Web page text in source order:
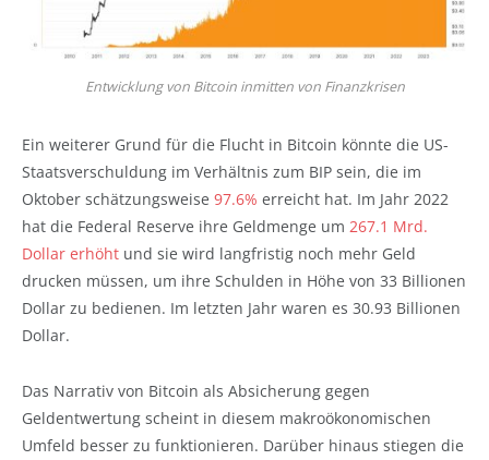
Entwicklung von Bitcoin inmitten von Finanzkrisen
Ein weiterer Grund für die Flucht in Bitcoin könnte die US-
Staatsverschuldung im Verhältnis zum BIP sein, die im
Oktober schätzungsweise 97.6% erreicht hat. Im Jahr 2022
hat die Federal Reserve ihre Geldmenge um 267.1 Mrd.
Dollar erhöht und sie wird langfristig noch mehr Geld
drucken müssen, um ihre Schulden in Höhe von 33 Billionen
Dollar zu bedienen. Im letzten Jahr waren es 30.93 Billionen
Dollar.
Das Narrativ von Bitcoin als Absicherung gegen
Geldentwertung scheint in diesem makroökonomischen
Umfeld besser zu funktionieren. Darüber hinaus stiegen die